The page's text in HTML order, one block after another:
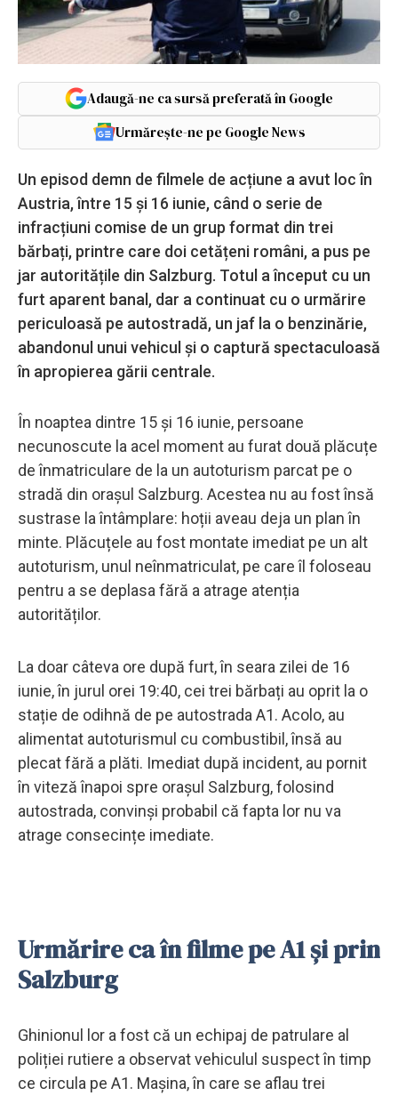
Adaugă-ne ca sursă preferată în Google
Urmărește-ne pe Google News
Un episod demn de filmele de acțiune a avut loc în
Austria, între 15 și 16 iunie, când o serie de
infracțiuni comise de un grup format din trei
bărbați, printre care doi cetățeni români, a pus pe
jar autoritățile din Salzburg. Totul a început cu un
furt aparent banal, dar a continuat cu o urmărire
periculoasă pe autostradă, un jaf la o benzinărie,
abandonul unui vehicul și o captură spectaculoasă
în apropierea gării centrale.
În noaptea dintre 15 și 16 iunie, persoane
necunoscute la acel moment au furat două plăcuțe
de înmatriculare de la un autoturism parcat pe o
stradă din orașul Salzburg. Acestea nu au fost însă
sustrase la întâmplare: hoții aveau deja un plan în
minte. Plăcuțele au fost montate imediat pe un alt
autoturism, unul neînmatriculat, pe care îl foloseau
pentru a se deplasa fără a atrage atenția
autorităților.
La doar câteva ore după furt, în seara zilei de 16
iunie, în jurul orei 19:40, cei trei bărbați au oprit la o
stație de odihnă de pe autostrada A1. Acolo, au
alimentat autoturismul cu combustibil, însă au
plecat fără a plăti. Imediat după incident, au pornit
în viteză înapoi spre orașul Salzburg, folosind
autostrada, convinși probabil că fapta lor nu va
atrage consecințe imediate.
Urmărire ca în filme pe A1 și prin
Salzburg
Ghinionul lor a fost că un echipaj de patrulare al
poliției rutiere a observat vehiculul suspect în timp
ce circula pe A1. Mașina, în care se aflau trei